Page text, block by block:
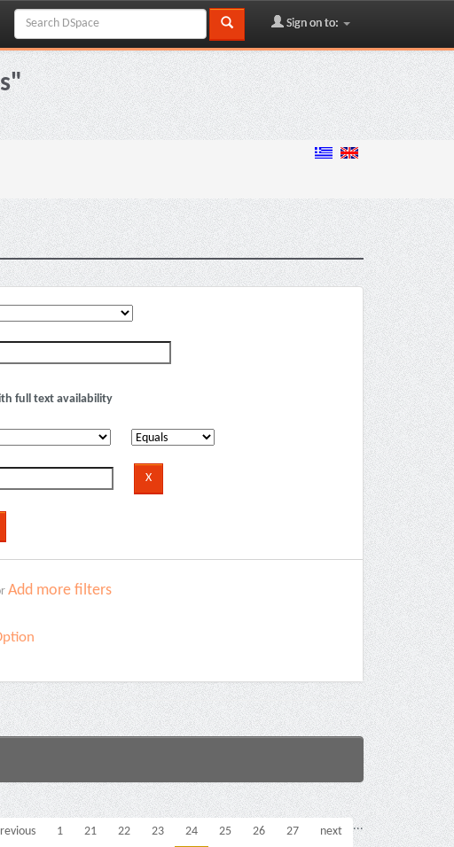
Sign on to:
full text availability
Add more filters
1 ...
21 22 23 24 25 26 27 next